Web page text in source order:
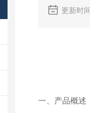
更新时
一、产品概述